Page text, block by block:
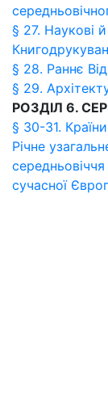
§ 27. Наукові й
§ 28. Раннє
§ 29.
РОЗДІЛ 6.
§ 30-31.
Річне
сучасної